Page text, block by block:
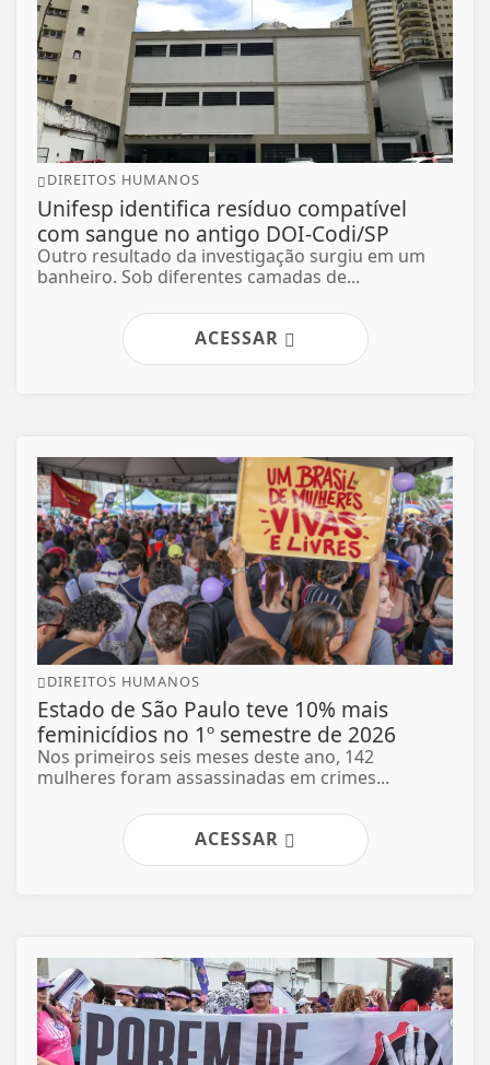
DIREITOS HUMANOS
Unifesp identifica resíduo compatível
com sangue no antigo DOI-Codi/SP
Outro resultado da investigação surgiu em um
banheiro. Sob diferentes camadas de...
ACESSAR
DIREITOS HUMANOS
Estado de São Paulo teve 10% mais
feminicídios no 1º semestre de 2026
Nos primeiros seis meses deste ano, 142
mulheres foram assassinadas em crimes...
ACESSAR